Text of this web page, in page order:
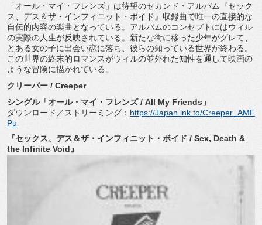
「オール・マイ・フレンズ」は待望のセカンド・アルバム『セック
ス、デス＆ザ・インフィニット・ボイド』収録曲で唯一の直接的な
自伝的内容の楽曲となっている。アルバムのコンセプトにはウィル
の実際の人生が反映されている。新たな街に移った少年がグレて、
とある女の子に出会い恋に落ち、彼らの知っている世界が終わる。
この世界の終末的ロマンスがウィルの並外れた知性を通して映画の
ような冒険に描かれている。
クリーパー / Creeper
シングル「オール・マイ・フレンズ / All My Friends」
ダウンロード／ストリーミング： https://Japan.lnk.to/Creeper_AMF
Pu
『セックス、デス＆ザ・インフィニット・ボイド / Sex, Death &
the Infinite Void』